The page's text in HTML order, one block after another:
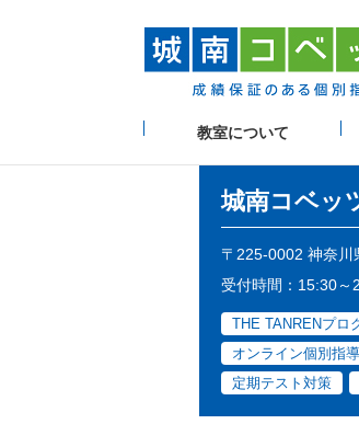
教室について
城南コベッ
〒225-0002 神奈川
受付時間：15:30～
THE TANRENプロ
オンライン個別指導
定期テスト対策